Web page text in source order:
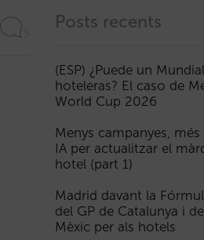
Posts recents
(ESP) ¿Puede un
hoteleras? El caso de
World Cup 2026
Menys campanyes,
IA per actualitzar el
hotel (part 1)
Madrid davant la
del GP de Catalunya i
Mèxic per als hotels